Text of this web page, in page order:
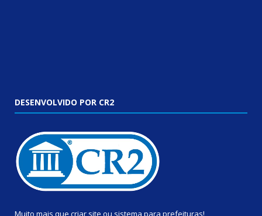
DESENVOLVIDO POR CR2
Muito mais que criar site ou sistema para prefeituras!